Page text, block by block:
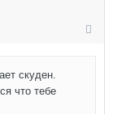
скуден.
что тебе